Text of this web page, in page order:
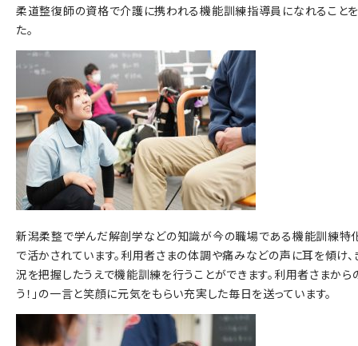
柔道整復師の資格で介護に携われる機能訓練指導員になれること
た。
新潟柔整で学んだ解剖学などの知識が今の職場である機能訓練特
で活かされています。利用者さまの体調や痛みなどの声に耳を傾け、
況を把握したうえで機能訓練を行うことができます。利用者さまから
う！」の一言と笑顔に元気をもらい充実した毎日を送っています。